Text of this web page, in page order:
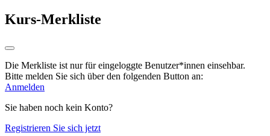
Kurs-Merkliste
Die Merkliste ist nur für eingeloggte Benutzer*innen einsehbar.
Bitte melden Sie sich über den folgenden Button an:
Anmelden
Sie haben noch kein Konto?
Registrieren Sie sich jetzt